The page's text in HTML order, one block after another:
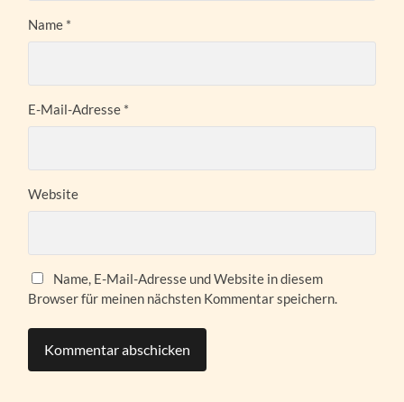
Name *
E-Mail-Adresse *
Website
Name, E-Mail-Adresse und Website in diesem
Browser für meinen nächsten Kommentar speichern.